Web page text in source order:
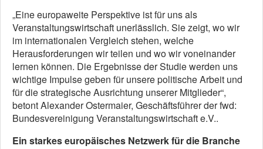
„Eine europaweite Perspektive ist für uns als
Veranstaltungswirtschaft unerlässlich. Sie zeigt, wo wir
im internationalen Vergleich stehen, welche
Herausforderungen wir teilen und wo wir voneinander
lernen können. Die Ergebnisse der Studie werden uns
wichtige Impulse geben für unsere politische Arbeit und
für die strategische Ausrichtung unserer Mitglieder“,
betont Alexander Ostermaier, Geschäftsführer der fwd:
Bundesvereinigung Veranstaltungswirtschaft e.V..
Ein starkes europäisches Netzwerk für die Branche